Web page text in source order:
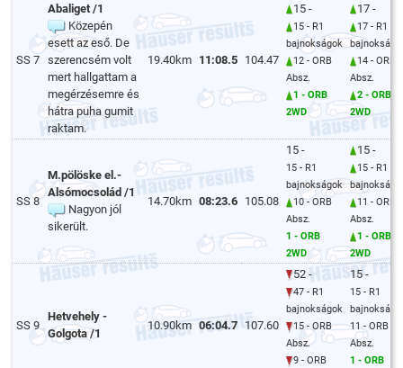
SS 7
Abaliget /1
Közepén
esett az eső. De
szerencsém volt
mert hallgattam a
megérzésemre és
hátra puha gumit
raktam.
19.40km 11:08.5 104.47
15 -
15 - R1
bajnokságok
12 - ORB
Absz.
1 - ORB
2WD
17 -
17 - R1
14 - ORB
Absz.
2 - ORB
2WD
SS 8
M.pölöske el.-
Alsómocsolád /1
Nagyon jól
sikerült.
14.70km 08:23.6 105.08
15 -
15 - R1
bajnokságok
10 - ORB
Absz.
1 - ORB
2WD
15 -
15 - R1
11 - ORB
Absz.
1 - ORB
2WD
SS 9
Hetvehely -
Golgota /1
10.90km 06:04.7 107.60
52 -
47 - R1
bajnokságok
15 - ORB
Absz.
9 - ORB
15 -
15 - R1
11 - ORB
Absz.
1 - ORB